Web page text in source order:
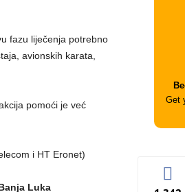
fazu liječenja potrebno
avionskih karata,
pomoći je već
i HT Eronet)
Luka
Get